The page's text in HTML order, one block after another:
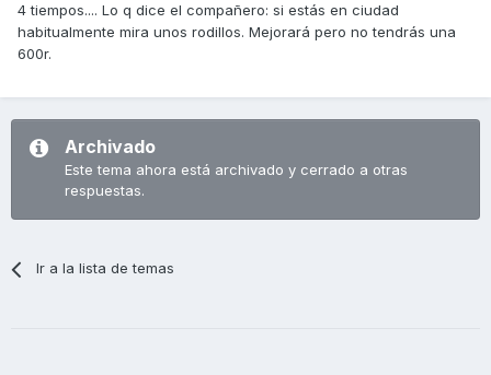
4 tiempos.... Lo q dice el compañero: si estás en ciudad
habitualmente mira unos rodillos. Mejorará pero no tendrás una
600r.
Archivado
Este tema ahora está archivado y cerrado a otras
respuestas.
Ir a la lista de temas